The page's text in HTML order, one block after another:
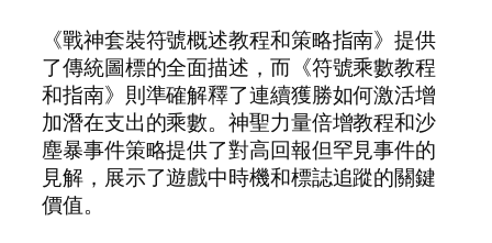
《戰神套裝符號概述教程和策略指南》提供
了傳統圖標的全面描述，而《符號乘數教程
和指南》則準確解釋了連續獲勝如何激活增
加潛在支出的乘數。神聖力量倍增教程和沙
塵暴事件策略提供了對高回報但罕見事件的
見解，展示了遊戲中時機和標誌追蹤的關鍵
價值。